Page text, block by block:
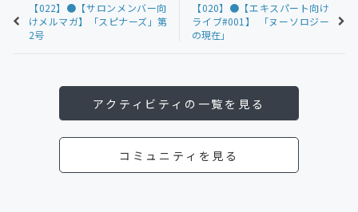
【022】●【サロンメンバー向
けメルマガ】「スピナーズ」第
2号
【020】●【エキスパート向け
ライブ#001】 「ヌーソロジー
の現在」
アクティビティの一覧を見る
コミュニティを見る